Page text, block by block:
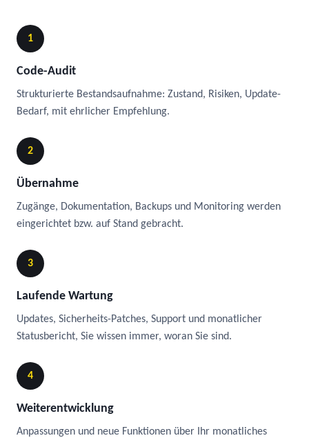
1
Code-Audit
Strukturierte Bestandsaufnahme: Zustand, Risiken, Update-
Bedarf, mit ehrlicher Empfehlung.
2
Übernahme
Zugänge, Dokumentation, Backups und Monitoring werden
eingerichtet bzw. auf Stand gebracht.
3
Laufende Wartung
Updates, Sicherheits-Patches, Support und monatlicher
Statusbericht, Sie wissen immer, woran Sie sind.
4
Weiterentwicklung
Anpassungen und neue Funktionen über Ihr monatliches